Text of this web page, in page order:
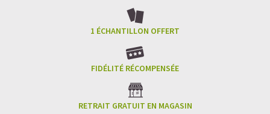
1 ÉCHANTILLON OFFERT
FIDÉLITÉ RÉCOMPENSÉE
RETRAIT GRATUIT EN MAGASIN